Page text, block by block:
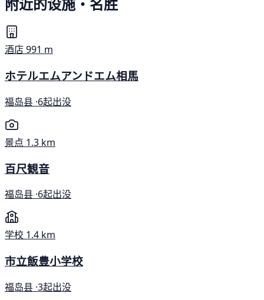
酒店991 m
ホテルエムアンドエム相馬
福岛县 ·6起出没
景点 1.3 km
百尺観音
福岛县 ·6起出没
学校 1.4 km
市立飯豊小学校
福岛县 ·3起出没